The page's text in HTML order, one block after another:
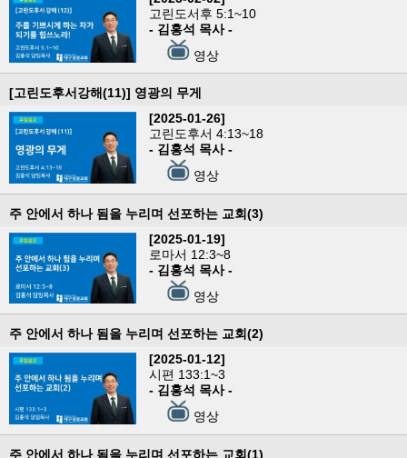
고린도서후 5:1~10
- 김홍석 목사 -
영상
[고린도후서강해(11)] 영광의 무게
[2025-01-26]
고린도후서 4:13~18
- 김홍석 목사 -
영상
주 안에서 하나 됨을 누리며 선포하는 교회(3)
[2025-01-19]
로마서 12:3~8
- 김홍석 목사 -
영상
주 안에서 하나 됨을 누리며 선포하는 교회(2)
[2025-01-12]
시편 133:1~3
- 김홍석 목사 -
영상
주 안에서 하나 됨을 누리며 선포하는 교회(1)